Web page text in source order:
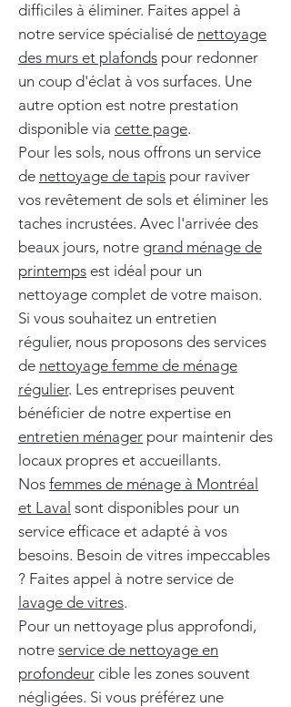
difficiles à éliminer. Faites appel à
notre service spécialisé de nettoyage
des murs et plafonds pour redonner
un coup d'éclat à vos surfaces. Une
autre option est notre prestation
disponible via cette page.
Pour les sols, nous offrons un service
de nettoyage de tapis pour raviver
vos revêtement de sols et éliminer les
taches incrustées. Avec l'arrivée des
beaux jours, notre grand ménage de
printemps est idéal pour un
nettoyage complet de votre maison.
Si vous souhaitez un entretien
régulier, nous proposons des services
de nettoyage femme de ménage
régulier. Les entreprises peuvent
bénéficier de notre expertise en
entretien ménager pour maintenir des
locaux propres et accueillants.
Nos femmes de ménage à Montréal
et Laval sont disponibles pour un
service efficace et adapté à vos
besoins. Besoin de vitres impeccables
? Faites appel à notre service de
lavage de vitres.
Pour un nettoyage plus approfondi,
notre service de nettoyage en
profondeur cible les zones souvent
négligées. Si vous préférez une